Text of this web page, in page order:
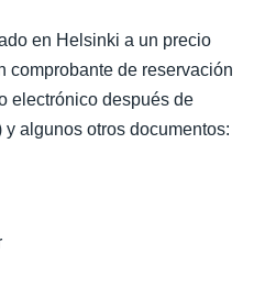
en Helsinki a un precio
comprobante de reservación
electrónico después de
algunos otros documentos: